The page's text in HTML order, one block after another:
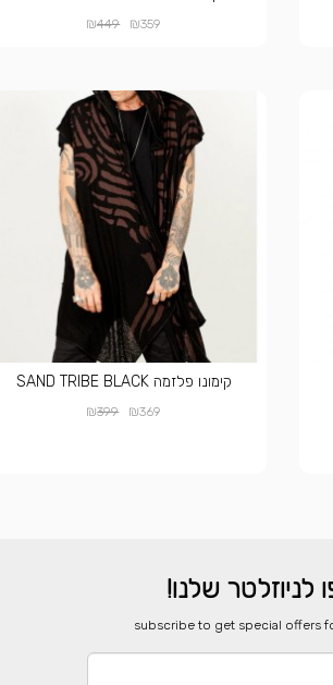
₪359
₪449
קימונו פלזמה SAND TRIBE BLACK
₪369
₪399
לניוזלטר שלנו!
​subscribe to get special offers